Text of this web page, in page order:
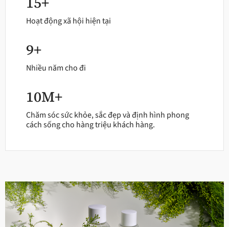
Hoạt động xã hội hiện tại
9+
Nhiều năm cho đi
10M+
Chăm sóc sức khỏe, sắc đẹp và định hình phong
cách sống cho hàng triệu khách hàng.